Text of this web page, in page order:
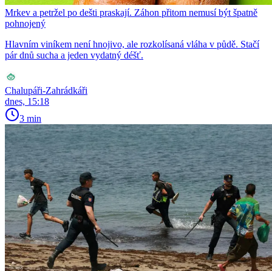
Mrkev a petržel po dešti praskají. Záhon přitom nemusí být špatně
pohnojený
Hlavním viníkem není hnojivo, ale rozkolísaná vláha v půdě. Stačí
pár dnů sucha a jeden vydatný déšť.
Chalupáři-Zahrádkáři
dnes, 15:18
3 min